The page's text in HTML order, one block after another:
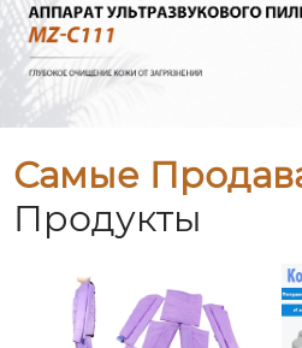
Самые
Продукты